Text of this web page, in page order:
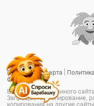
Публичная оферта
файлов cookie
Все материалы данного
Запрещается копирование,
копирования на другие